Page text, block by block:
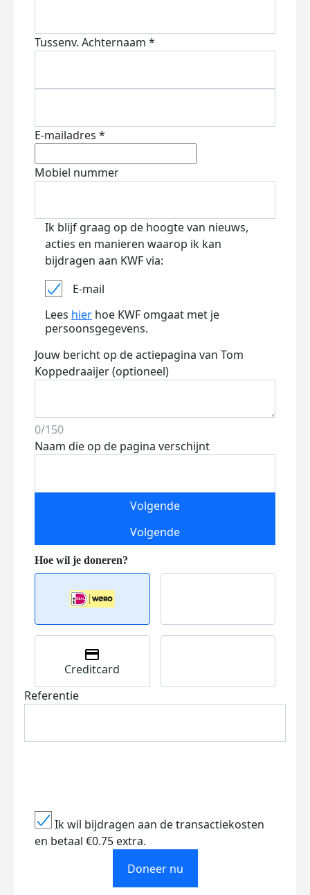
Tussenv. Achternaam *
E-mailadres *
Mobiel nummer
Ik blijf graag op de hoogte van nieuws,
acties en manieren waarop ik kan
bijdragen aan KWF via:
E-mail
Lees hier hoe KWF omgaat met je
persoonsgegevens.
Jouw bericht op de actiepagina van Tom
Koppedraaijer (optioneel)
0/150
Naam die op de pagina verschijnt
Volgende
Volgende
Creditcard
Referentie
Ik wil bijdragen aan de transactiekosten
en betaal €0.75 extra.
Doneer nu